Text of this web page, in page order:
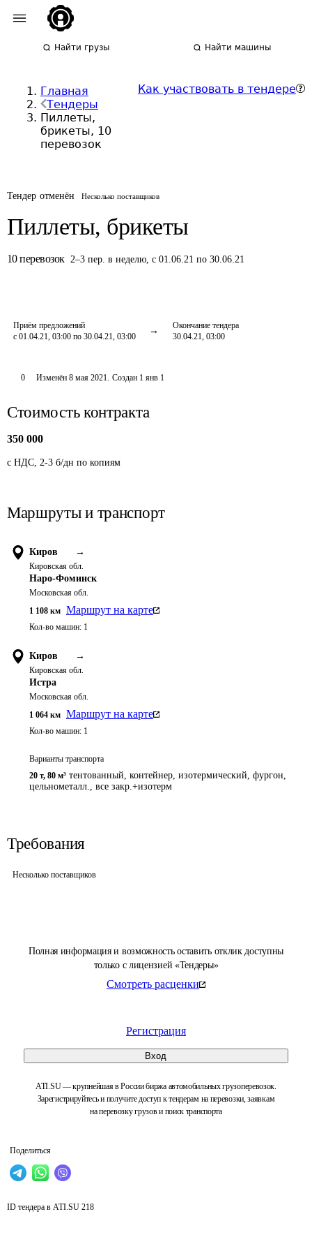
Найти грузы Найти машины
Главная
Тендеры
Пиллеты,
брикеты, 10
перевозок
Как участвовать в тендере
Тендер отменён Несколько поставщиков
Пиллеты, брикеты
10 перевозок 2–3 пер. в неделю, с 01.06.21 по 30.06.21
Приём предложений
с 01.04.21, 03:00 по 30.04.21, 03:00
Окончание тендера
30.04.21, 03:00
Полная информация и возможность оставить отклик доступны
только с лицензией «Тендеры»
Смотреть расценки
Регистрация
Вход
ATI.SU — крупнейшая в России биржа автомобильных грузоперевозок.
Зарегистрируйтесь и получите доступ к тендерам на перевозки, заявкам
на перевозку грузов и поиск транспорта
Поделиться
0 Изменён 8 мая 2021. Создан 1 янв 1
Стоимость контракта
350 000
с НДС, 2-3 б/дн по копиям
Маршруты и транспорт
Киров →
Кировская обл.
Наро-Фоминск
Московская обл.
1 108 км Маршрут на карте
Кол-во машин: 1
Киров →
Кировская обл.
Истра
Московская обл.
1 064 км Маршрут на карте
Кол-во машин: 1
Варианты транспорта
20 т, 80 м³ тентованный, контейнер, изотермический, фургон,
цельнометалл., все закр.+изотерм
Требования
Несколько поставщиков
ID тендера в ATI.SU 218